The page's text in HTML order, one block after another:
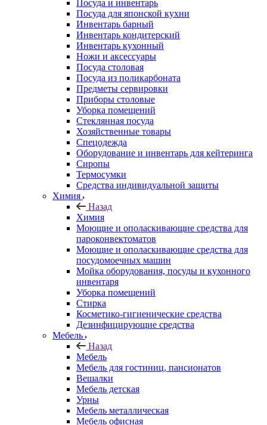
Посуда и инвентарь
Посуда для японской кухни
Инвентарь барный
Инвентарь кондитерский
Инвентарь кухонный
Ножи и аксессуары
Посуда столовая
Посуда из поликарбоната
Предметы сервировки
Приборы столовые
Уборка помещений
Стеклянная посуда
Хозяйственные товары
Спецодежда
Оборудование и инвентарь для кейтеринга
Сиропы
Термосумки
Средства индивидуальной защиты
Химия
Назад
Химия
Моющие и ополаскивающие средства для
пароконвектоматов
Моющие и ополаскивающие средства для
посудомоечных машин
Мойка оборудования, посуды и кухонного
инвентаря
Уборка помещений
Стирка
Косметико-гигиенические средства
Дезинфицирующие средства
Мебель
Назад
Мебель
Мебель для гостиниц, пансионатов
Вешалки
Мебель детская
Урны
Мебель металлическая
Мебель офисная